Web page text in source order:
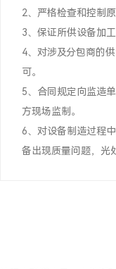
2、严格检查和控制
3、保证所供设备加
4、对涉及分包商的
可。
5、合同规定向监造
方现场监制。
6、对设备制造过程
备出现质量问题，光